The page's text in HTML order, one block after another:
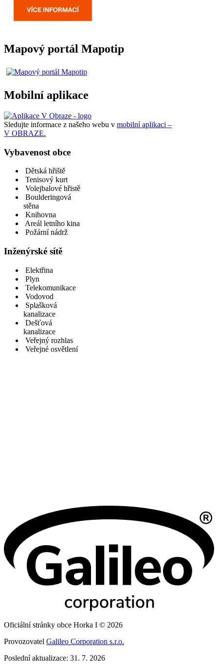
Mapový portál Mapotip
Mobilní aplikace
Sledujte informace z našeho webu v mobilní aplikaci –
V OBRAZE.
Vybavenost obce
Dětská hřiště
Tenisový kurt
Volejbalové hřistě
Boulderingová
stěna
Knihovna
Areál letního kina
Požární nádrž
Inženýrské sítě
Elektřina
Plyn
Telekomunikace
Vodovod
Splašková
kanalizace
Dešťová
kanalizace
Veřejný rozhlas
Veřejné osvětlení
Oficiální stránky obce Horka I © 2026
Provozovatel Galileo Corporation s.r.o.
Poslední aktualizace: 31. 7. 2026